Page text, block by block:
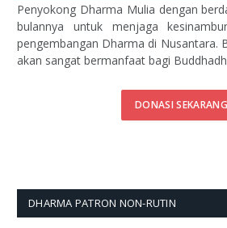
Penyokong Dharma Mulia dengan
bulannya untuk menjaga
pengembangan Dharma di Nusantara.
akan sangat bermanfaat bagi
DONASI SEKARANG
DHARMA PATRON NON-RUTIN